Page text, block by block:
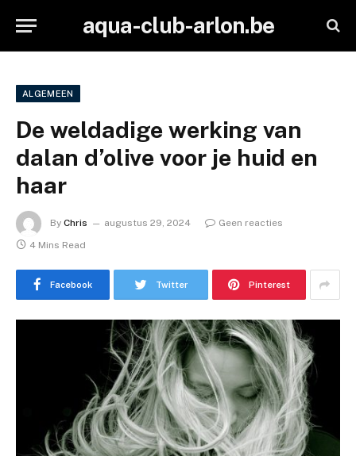
aqua-club-arlon.be
ALGEMEEN
De weldadige werking van
dalan d’olive voor je huid en
haar
By Chris augustus 29, 2024
Geen reacties
4 Mins Read
Facebook Twitter Pinterest